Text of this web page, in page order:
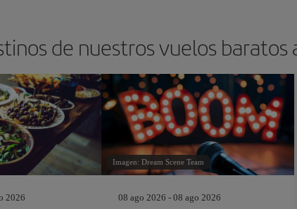
de nuestros vuelos baratos
2026
Imagen: Dream Scene Team
08 ago 2026 - 08 ago 2026